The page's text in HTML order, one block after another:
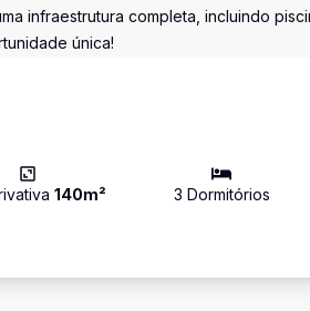
infraestrutura completa, incluindo
única!
140m² 3 Dormitórios